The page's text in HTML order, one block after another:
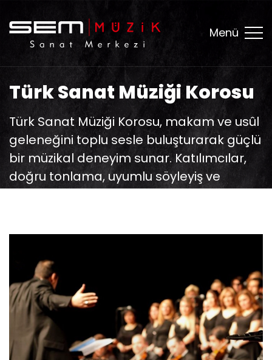
Menü
Türk Sanat Müziği Korosu
Türk Sanat Müziği Korosu, makam ve usûl
geleneğini toplu sesle buluşturarak güçlü
bir müzikal deneyim sunar. Katılımcılar,
doğru tonlama, uyumlu söyleyiş ve